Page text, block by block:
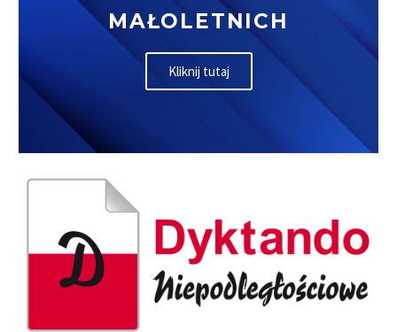
MAŁOLETNICH
Kliknij tutaj